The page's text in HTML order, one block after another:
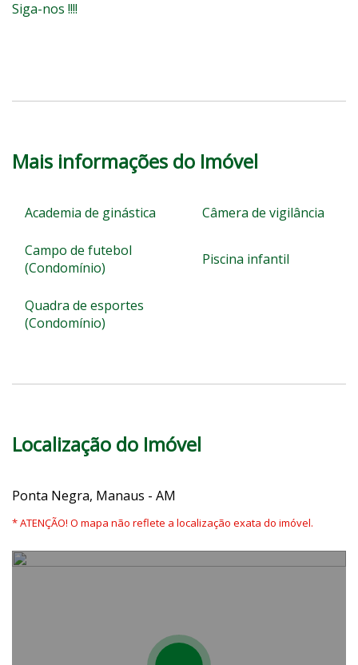
Siga-nos !!!!
Mais informações do Imóvel
Academia de ginástica Câmera de vigilância
Campo de futebol
(Condomínio)
Piscina infantil
Quadra de esportes
(Condomínio)
Localização do Imóvel
Ponta Negra, Manaus - AM
* ATENÇÃO! O mapa não reflete a localização exata do imóvel.